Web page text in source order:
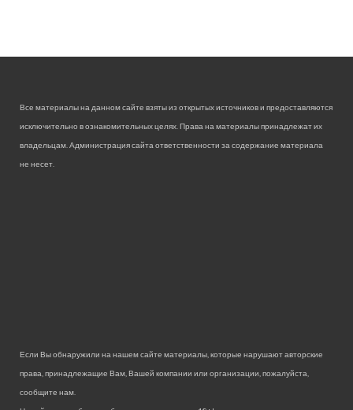
Все материалы на данном сайте взяты из открытых источников и предоставляются
исключительно в ознакомительных целях. Права на материалы принадлежат их
владельцам. Администрация сайта ответственности за содержание материала
не несет.
Если Вы обнаружили на нашем сайте материалы, которые нарушают авторские
права, принадлежащие Вам, Вашей компании или организации, пожалуйста,
сообщите нам.